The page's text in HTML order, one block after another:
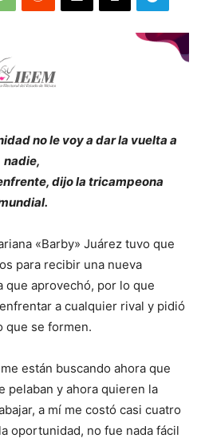
no le voy a dar la vuelta a
nadie,
dijo la tricampeona
«Barby» Juárez tuvo que
para recibir una nueva
aprovechó, por lo que
a cualquier rival y pidió
que se formen.
están buscando ahora que
pelaban y ahora quieren la
a mí me costó casi cuatro
oportunidad, no fue nada fácil